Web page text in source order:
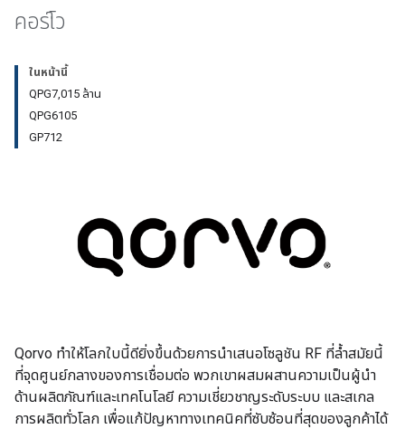
คอร์โว
ในหน้านี้
QPG7,015 ล้าน
QPG6105
GP712
Qorvo ทำให้โลกใบนี้ดียิ่งขึ้นด้วยการนำเสนอโซลูชัน RF ที่ล้ำสมัยนี้
ที่จุดศูนย์กลางของการเชื่อมต่อ พวกเขาผสมผสานความเป็นผู้นำ
ด้านผลิตภัณฑ์และเทคโนโลยี ความเชี่ยวชาญระดับระบบ และสเกล
การผลิตทั่วโลก เพื่อแก้ปัญหาทางเทคนิคที่ซับซ้อนที่สุดของลูกค้าได้